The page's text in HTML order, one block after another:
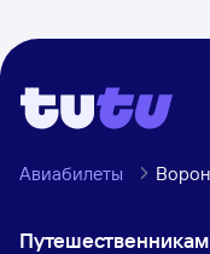
Авиабилеты
Путешественникам